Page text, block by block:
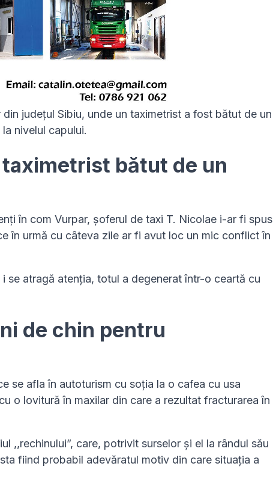
județul Sibiu, unde un taximetrist a fost bătut de un
nivelul capului.
bătut de un
în com Vurpar, șoferul de taxi T. Nicolae i-ar fi spus
în urmă cu câteva zile ar fi avut loc un mic conflict în
se atragă atenția, totul a degenerat într-o ceartă cu
de chin pentru
se afla în autoturism cu soția la o cafea cu usa
o lovitură în maxilar din care a rezultat fracturarea în
,,rechinului”, care, potrivit surselor și el la rândul său
fiind probabil adevăratul motiv din care situația a